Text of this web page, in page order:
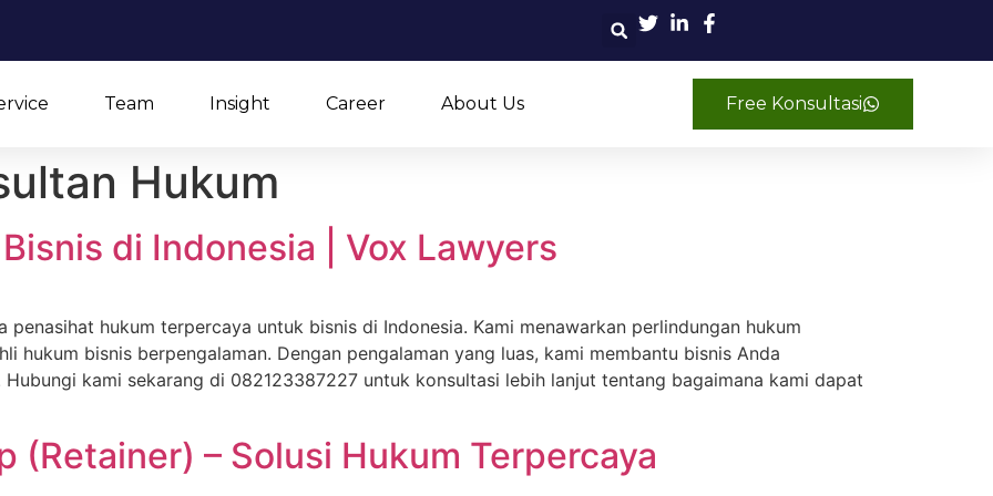
Team Insight Career About Us Free Konsultasi
Hukum
di Indonesia | Vox Lawyers
hukum terpercaya untuk bisnis di Indonesia. Kami menawarkan perlindungan hukum
hukum bisnis berpengalaman. Dengan pengalaman yang luas, kami membantu bisnis Anda
kami sekarang di 082123387227 untuk konsultasi lebih lanjut tentang bagaimana kami dapat
(Retainer) – Solusi Hukum Terpercaya